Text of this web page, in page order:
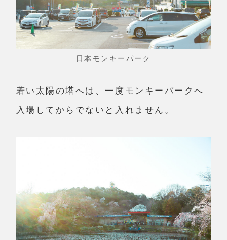
日本モンキーパーク
若い太陽の塔へは、一度モンキーパークへ
入場してからでないと入れません。